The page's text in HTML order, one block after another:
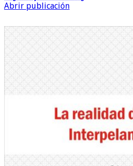
Abrir publicación